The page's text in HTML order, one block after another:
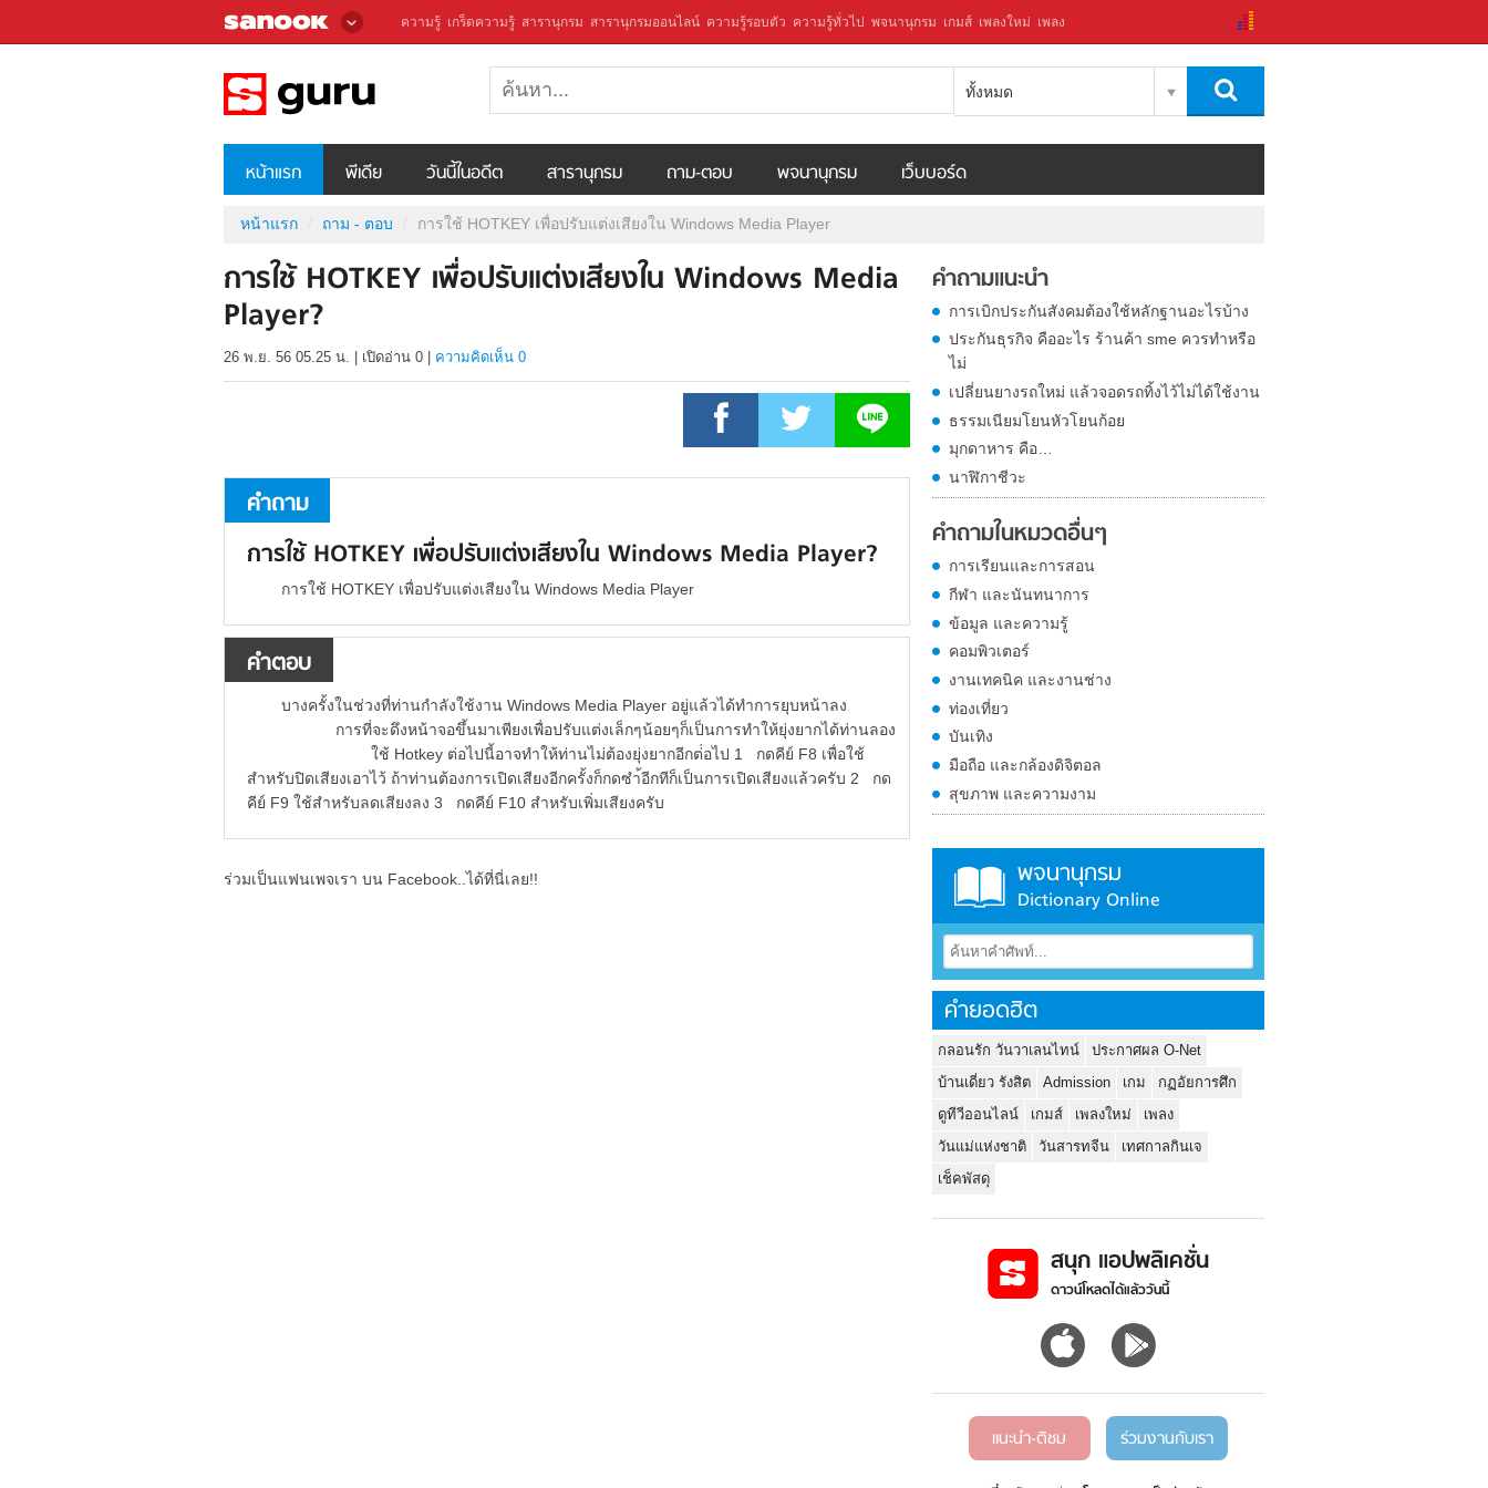
ความรู้ เกร็ดความรู้ สารานุกรม สารานุกรมออนไลน์ ความรู้รอบตัว ความรู้ทั่วไป พจนานุกรม เกมส์ เพลงใหม่ เพลง
ทั้งหมด
หน้าแรก พีเดีย วันนี้ในอดีต สารานุกรม ถาม-ตอบ พจนานุกรม เว็บบอร์ด
หน้าแรก ถาม - ตอบ การใช้ HOTKEY เพื่อปรับแต่งเสียงใน Windows Media Player
การใช้ HOTKEY เพื่อปรับแต่งเสียงใน Windows Media
Player?
26 พ.ย. 56 05.25 น. เปิดอ่าน 0 ความคิดเห็น 0
คำถาม
การใช้ HOTKEY เพื่อปรับแต่งเสียงใน Windows Media Player?
การใช้ HOTKEY เพื่อปรับแต่งเสียงใน Windows Media Player
คำตอบ
บางครั้งในช่วงที่ท่านกำลังใช้งาน Windows Media Player อยู่แล้วได้ทำการยุบหน้าลง
การที่จะดึงหน้าจอขึ้นมาเพียงเพื่อปรับแต่งเล็กๆน้อยๆก็เป็นการทำให้ยุ่งยากได้ท่านลอง
ใช้ Hotkey ต่อไปนี้อาจทำให้ท่านไม่ต้องยุ่งยากอีกต่่อไป 1 กดคีย์ F8 เพื่อใช้
สำหรับปิดเสียงเอาไว้ ถ้าท่านต้องการเปิดเสียงอีกครั้งก็กดซำ้อีกทีก็เป็นการเปิดเสียงแล้วครับ 2 กด
คีย์ F9 ใช้สำหรับลดเสียงลง 3 กดคีย์ F10 สำหรับเพิ่มเสียงครับ
ร่วมเป็นแฟนเพจเรา บน Facebook..ได้ที่นี่เลย!!
คำถามแนะนำ
การเบิกประกันสังคมต้องใช้หลักฐานอะไรบ้าง
ประกันธุรกิจ คืออะไร ร้านค้า sme ควรทำหรือ
ไม่
เปลี่ยนยางรถใหม่ แล้วจอดรถทิ้งไว้ไม่ได้ใช้งาน
ธรรมเนียมโยนหัวโยนก้อย
มุกดาหาร คือ…
นาฬิกาชีวะ
คำถามในหมวดอื่นๆ
การเรียนและการสอน
กีฬา และนันทนาการ
ข้อมูล และความรู้
คอมพิวเตอร์
งานเทคนิค และงานช่าง
ท่องเที่ยว
บันเทิง
มือถือ และกล้องดิจิตอล
สุขภาพ และความงาม
พจนานุกรม
Dictionary Online
คำยอดฮิต
กลอนรัก วันวาเลนไทน์
ประกาศผล O-Net
บ้านเดี่ยว รังสิต
Admission เกม
กฏอัยการศึก
ดูทีวีออนไลน์
เกมส์ เพลงใหม่
เพลง
วันแม่แห่งชาติ
วันสารทจีน
เทศกาลกินเจ
เช็คพัสดุ
สนุก แอปพลิเคชั่น
ดาวน์โหลดได้แล้ววันนี้
แนะนำ-ติชม ร่วมงานกับเรา